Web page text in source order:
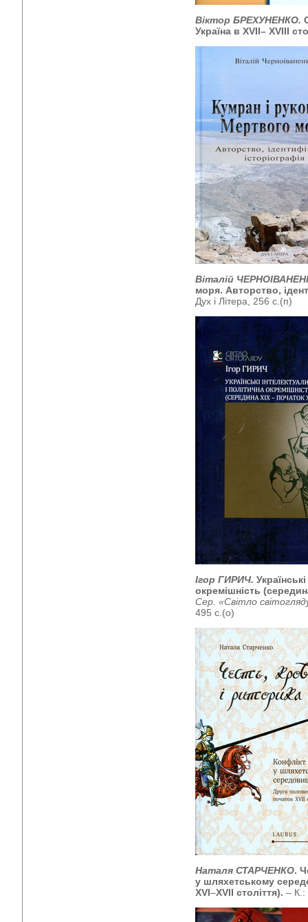
Віктор БРЕХУНЕНКО.
Україна в XVII– XVIIІ
Віталій
моря. Авторство,
Дух і Літера, 256 с.(п)
Ігор ГИРИЧ.
окремішність
Сер. «Світло
495 с.(о)
Наталя СТАРЧЕНКО.
у шляхетському
ХVI–ХVІI століття). – К.: